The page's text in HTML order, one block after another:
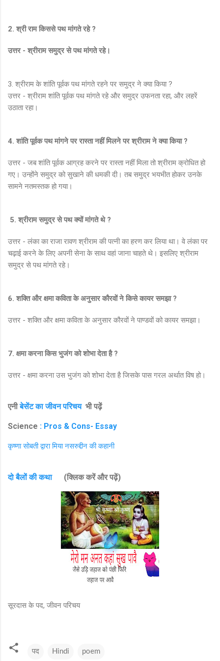
2. श्री राम किससे पथ मांगते रहे ?
उत्तर - श्रीराम समुद्र से पथ मांगते रहे।
3. श्रीराम के शांति पूर्वक पथ मांगते रहने पर समुद्र ने क्या किया ?
उत्तर - श्रीराम शांति पूर्वक पथ मांगते रहे और समुद्र उफनता रहा, और लहरें
उठाता रहा।
4. शांति पूर्वक पथ मांगने पर रास्ता नहीं मिलने पर श्रीराम ने क्या किया ?
उत्तर - जब शांति पूर्वक आग्रह करने पर रास्ता नहीं मिला तो श्रीराम क्रोधित हो
गए। उन्होंने समुद्र को सुखाने की धमकी दी। तब समुद्र भयभीत होकर उनके
सामने नतमस्तक हो गया।
5. श्रीराम समुद्र से पथ क्यों मांगते थे ?
उत्तर - लंका का राजा रावण श्रीराम की पत्नी का हरण कर लिया था। वे लंका पर
चढ़ाई करने के लिए अपनी सेना के साथ वहां जाना चाहते थे। इसलिए श्रीराम
समुद्र से पथ मांगते रहे।
6. शक्ति और क्षमा कविता के अनुसार कौरवों ने किसे कायर समझा ?
उत्तर - शक्ति और क्षमा कविता के अनुसार कौरवों ने पाण्डवों को कायर समझा।
7. क्षमा करना किस भुजंग को शोभा देता है ?
उत्तर - क्षमा करना उस भुजंग को शोभा देता है जिसके पास गरल अर्थात विष हो।
एनीबेसेंट का जीवन परिचयभी पढ़ें
Science : Pros & Cons- Essay
कृष्णा सोबती द्वारा मिया नसरुद्दीन की कहानी
दो बैलों की कथा(क्लिक करें और पढ़ें)
सूरदास के पद, जीवन परिचय
पद Hindi poem